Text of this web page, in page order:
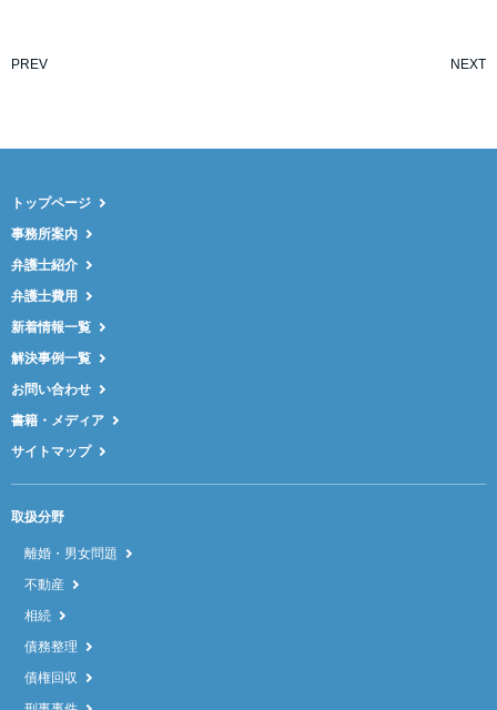
PREV NEXT
トップページ
事務所案内
弁護士紹介
弁護士費用
新着情報一覧
解決事例一覧
お問い合わせ
書籍・メディア
サイトマップ
取扱分野
離婚・男女問題
不動産
相続
債務整理
債権回収